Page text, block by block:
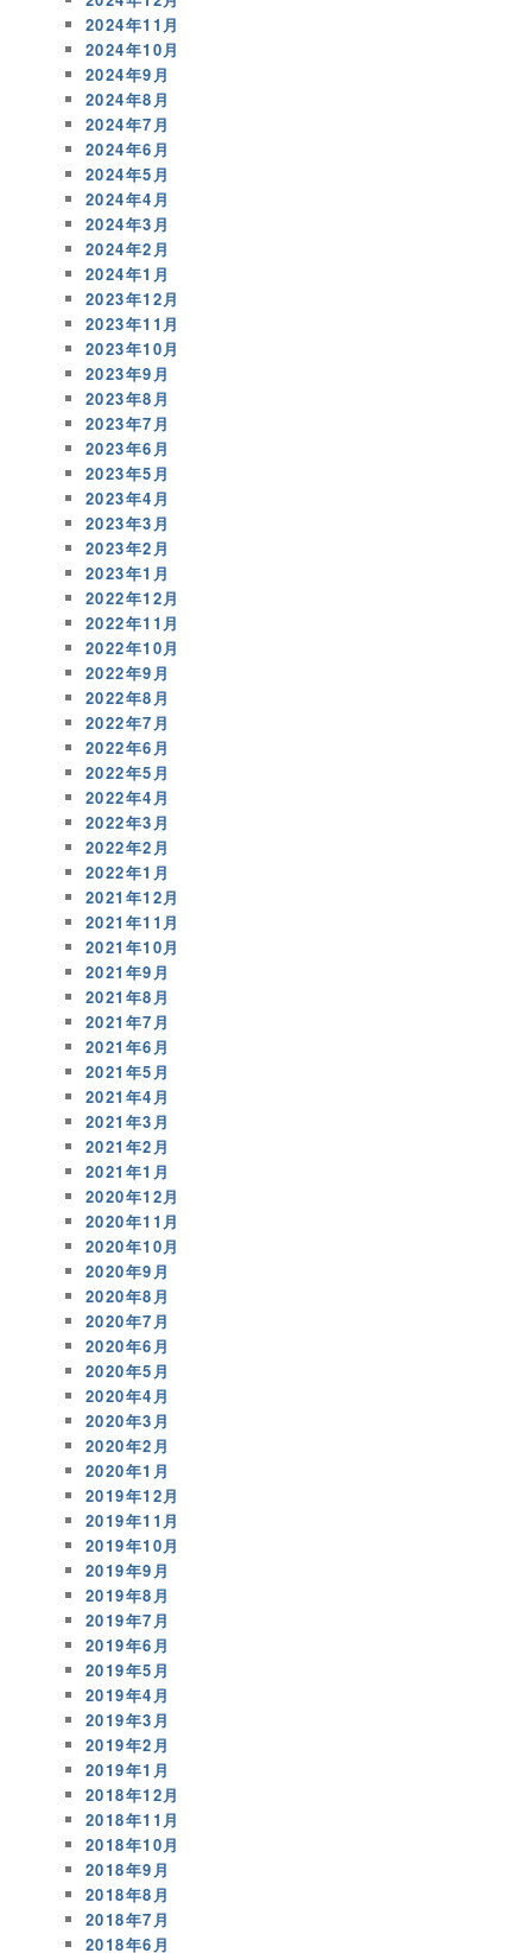
2024年11月
2024年10月
2024年9月
2024年8月
2024年7月
2024年6月
2024年5月
2024年4月
2024年3月
2024年2月
2024年1月
2023年12月
2023年11月
2023年10月
2023年9月
2023年8月
2023年7月
2023年6月
2023年5月
2023年4月
2023年3月
2023年2月
2023年1月
2022年12月
2022年11月
2022年10月
2022年9月
2022年8月
2022年7月
2022年6月
2022年5月
2022年4月
2022年3月
2022年2月
2022年1月
2021年12月
2021年11月
2021年10月
2021年9月
2021年8月
2021年7月
2021年6月
2021年5月
2021年4月
2021年3月
2021年2月
2021年1月
2020年12月
2020年11月
2020年10月
2020年9月
2020年8月
2020年7月
2020年6月
2020年5月
2020年4月
2020年3月
2020年2月
2020年1月
2019年12月
2019年11月
2019年10月
2019年9月
2019年8月
2019年7月
2019年6月
2019年5月
2019年4月
2019年3月
2019年2月
2019年1月
2018年12月
2018年11月
2018年10月
2018年9月
2018年8月
2018年7月
2018年6月